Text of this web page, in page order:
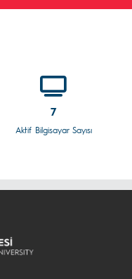
7
Aktif Bilgisayar Sayısı